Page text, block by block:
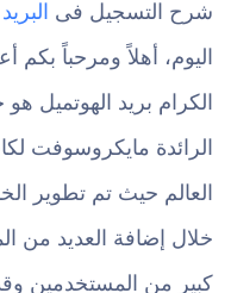
شرح التسجيل فى
اليوم، أهلاً ومرحباً بكم
الكرام بريد الهوتميل
الرائدة مايكروسوفت
العالم حيث تم تطوير
خلال إضافة العديد من
كبير من المستخدمين